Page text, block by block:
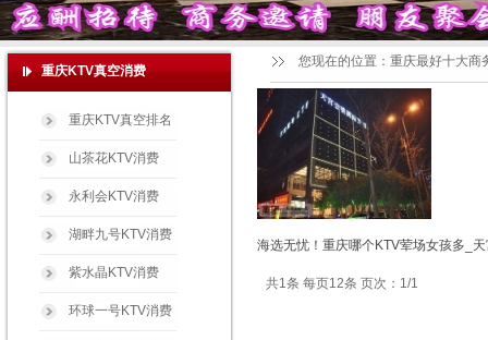
重庆KTV真空消费
重庆KTV真空排名
山茶花KTV消费
永利会KTV消费
湖畔九号KTV消费
紫水晶KTV消费
环球一号KTV消费
海选无忧！重庆哪个KTV荤场女孩多_
共1条 每页12条 页次：1/1
您现在的位置： 重庆最好十大商